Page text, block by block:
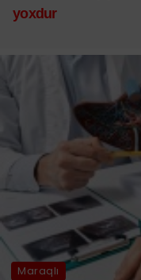
yoxdur
Maraqlı